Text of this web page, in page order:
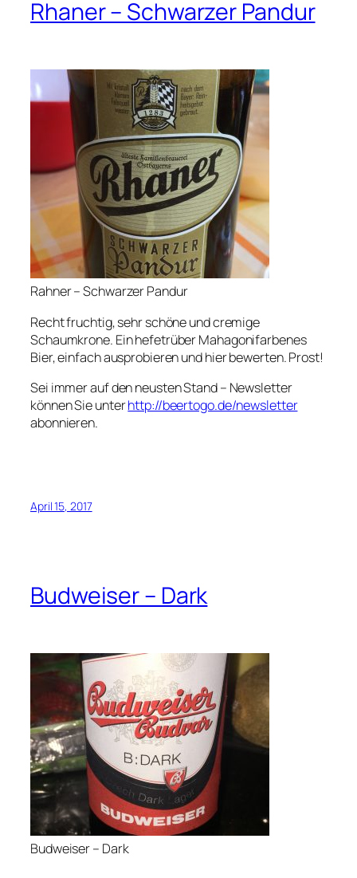
Rhaner – Schwarzer Pandur
Rahner – Schwarzer Pandur
Recht fruchtig, sehr schöne und cremige
Schaumkrone. Ein hefetrüber Mahagonifarbenes
Bier, einfach ausprobieren und hier bewerten. Prost!
Sei immer auf den neusten Stand – Newsletter
können Sie unterhttp://beertogo.de/newsletter
abonnieren.
April 15, 2017
Budweiser – Dark
Budweiser – Dark